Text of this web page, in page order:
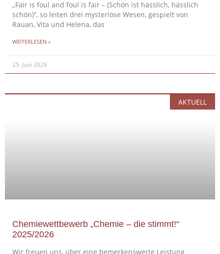
„Fair is foul and foul is fair – (Schön ist hässlich, hässlich
schön)“, so leiten drei mysteriöse Wesen, gespielt von
Rauan, Vita und Helena, das
WEITERLESEN »
25. Juni 2026
AKTUELL
Chemiewettbewerb „Chemie – die stimmt!“
2025/2026